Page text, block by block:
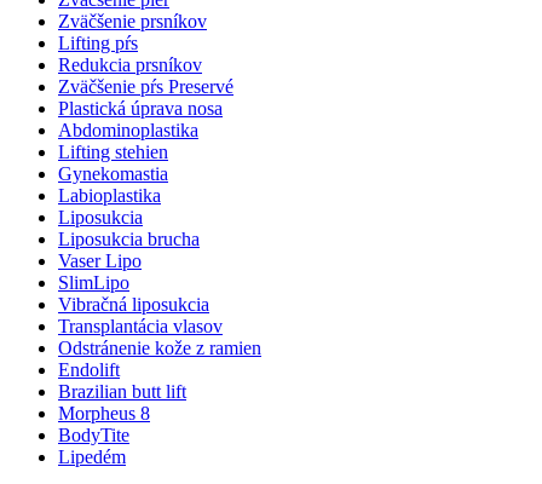
Zväčšenie prsníkov
Lifting pŕs
Redukcia prsníkov
Zväčšenie pŕs Preservé
Plastická úprava nosa
Abdominoplastika
Lifting stehien
Gynekomastia
Labioplastika
Liposukcia
Liposukcia brucha
Vaser Lipo
SlimLipo
Vibračná liposukcia
Transplantácia vlasov
Odstránenie kože z ramien
Endolift
Brazilian butt lift
Morpheus 8
BodyTite
Lipedém